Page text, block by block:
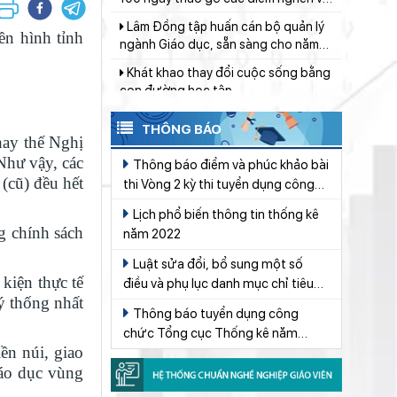
hình tỉnh
thế Nghị
vậy, các
đều hết
chính sách
thực tế
thống nhất
núi, giao
dục vùng
học 2026 - 2027
Khát khao thay đổi cuộc sống bằng
Đẩy mạnh truyền thông về giáo dục
2026
Ngành Giáo dục Lâm Đồng lan tỏa
đạo lý “Uống nước nhớ nguồn”
Huy động gần 470 triệu đồng từ
phong trào “Trường giúp trường”
nhưng ôm mẹ khóc vì lý do này...
Lâm Đồng chủ động sắp xếp mạng
lưới trường học, bảo đảm điều kiện
cho năm học mới
Dạy học tích hợp AI để hình thành
tư duy số
Giáo viên Trường THPT Đạm Ri đạt
giải Nhì Hội thi Báo cáo viên, Tuyên
THÔNG BÁO
thi Vòng 2 kỳ thi tuyển dụng công
chức Tổng cục Thống kê năm 2019
Lịch phổ biến thông tin thống kê
năm 2022
Luật sửa đổi, bổ sung một số
điều và phụ lục danh mục chỉ tiêu
Thống kê quốc gia của Luật Thống
kê Số 01/2021/QH15
chức Tổng cục Thống kê năm
2022